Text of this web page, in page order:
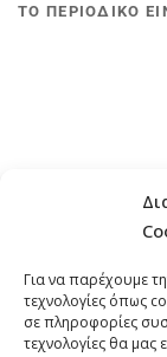
Για να παρέχουμε
τεχνολογίες όπως
σε πληροφορίες
τεχνολογίες θα μας
ΤΟ ΠΕΡΙΟΔΙΚΟ
ΤΗΛΕΦΩΝΟ: +30
EMAIL: